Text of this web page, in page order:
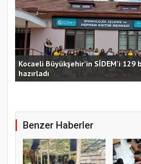
Kocaeli Büyükşehir’in SİDEM’i
hazırladı
Benzer Haberler